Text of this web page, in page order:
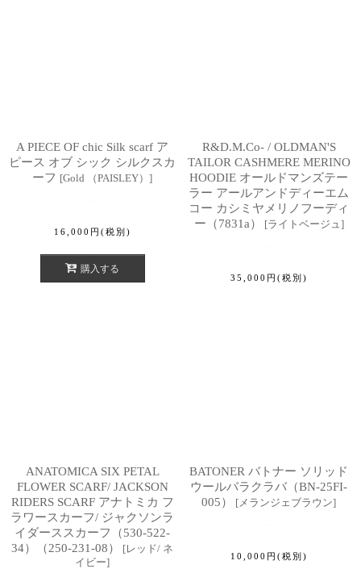
A PIECE OF chic Silk scarf ア
ピース オブ シック シルクスカ
ーフ [Gold （PAISLEY） ]
16,000 円 (税別)
購入する
R&D.M.Co- / OLDMAN'S
TAILOR CASHMERE MERINO
HOODIE オールドマンズテー
ラー アールアンドディーエム
コー カシミヤメリノフーディ
ー（7831a）
[ライトベージュ]
35,000 円 (税別)
ANATOMICA SIX PETAL
FLOWER SCARF/ JACKSON
RIDERS SCARF アナトミカ フ
ラワースカーフ/ ジャクソンラ
イダーススカーフ（530-522-
34）（250-231-08）
[レッド/ ネ
イビー]
BATONER バトナー ソリッド
ウールバラクラバ（BN-25FI-
005）
[メランジェブラウン]
10,000 円 (税別)